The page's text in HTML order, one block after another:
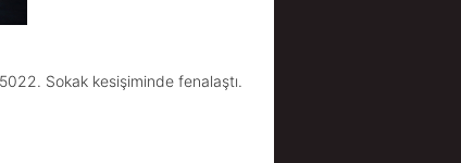
Sokak kesişiminde fenalaştı.